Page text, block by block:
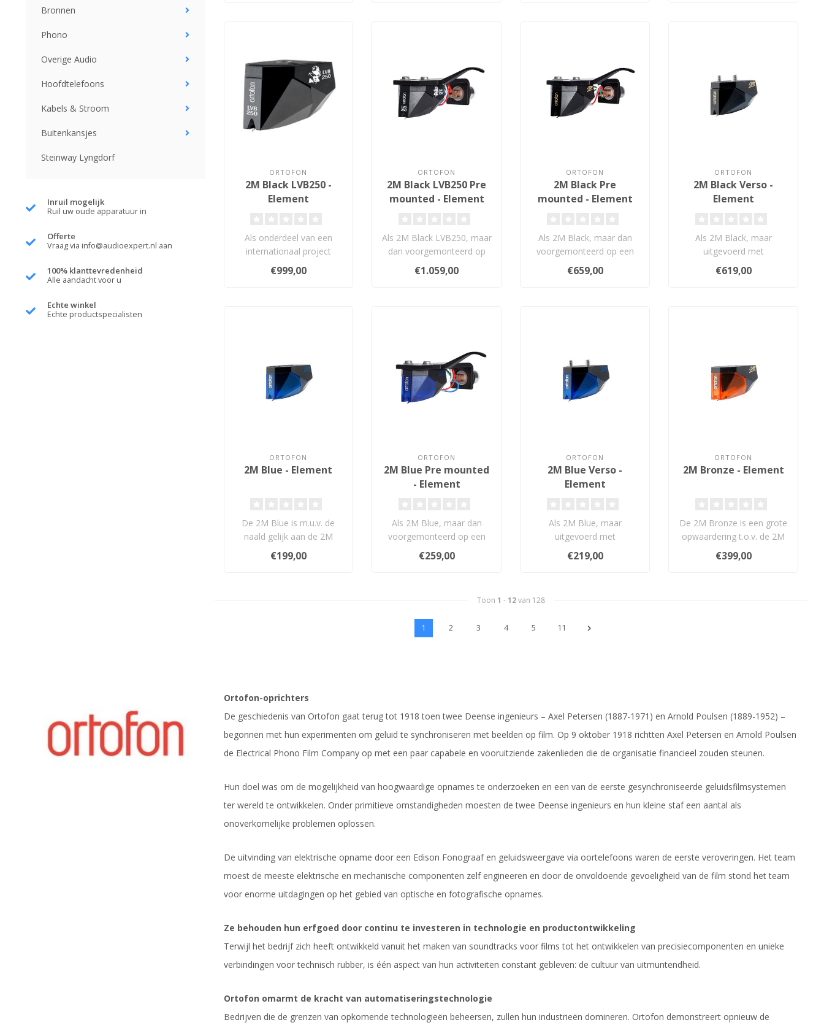
Bronnen
Phono
Overige Audio
Hoofdtelefoons
Kabels & Stroom
Buitenkansjes
Steinway Lyngdorf
Inruil mogelijk
Ruil uw oude apparatuur in
Offerte
Vraag via info@audioexpert.nl aan
100% klanttevredenheid
Alle aandacht voor u
Echte winkel
Echte productspecialisten
ORTOFON
2M Black LVB250 -
Element
Als onderdeel van een
internationaal project
waarbij de geboortedag
van Beethove..
€999,00
ORTOFON
2M Black LVB250 Pre
mounted - Element
Als 2M Black LVB250, maar
dan voorgemonteerd op
een universele SH-4 Black
headsh..
€1.059,00
ORTOFON
2M Black Pre
mounted - Element
Als 2M Black, maar dan
voorgemonteerd op een
universele SH-4 Black
headshell pro..
€659,00
ORTOFON
2M Black Verso -
Element
Als 2M Black, maar
uitgevoerd met
schroefdraad (2,5 en 2
mm) voor montage van
€619,00
ORTOFON
2M Blue - Element
De 2M Blue is m.u.v. de
naald gelijk aan de 2M
RED. De naald van de 2M
Blue is e..
€199,00
ORTOFON
2M Blue Pre mounted
- Element
Als 2M Blue, maar dan
voorgemonteerd op een
universele SH-4 Black
professionele ..
€259,00
ORTOFON
2M Blue Verso -
Element
Als 2M Blue, maar
uitgevoerd met
schroefdraad (2,5 en 2
mm) voor montage van
€219,00
ORTOFON
2M Bronze - Element
De 2M Bronze is een grote
opwaardering t.o.v. de 2M
Blue. De techniek wijzigt
do..
€399,00
Toon 1 - 12van 128
1 2 3 4 5 11
Ortofon-oprichters
De geschiedenis van Ortofon gaat terug tot 1918 toen twee Deense ingenieurs – Axel Petersen (1887-1971) en Arnold Poulsen (1889-1952) –
begonnen met hun experimenten om geluid te synchroniseren met beelden op film. Op 9 oktober 1918 richtten Axel Petersen en Arnold Poulsen
de Electrical Phono Film Company op met een paar capabele en vooruitziende zakenlieden die de organisatie financieel zouden steunen.
Hun doel was om de mogelijkheid van hoogwaardige opnames te onderzoeken en een van de eerste gesynchroniseerde geluidsfilmsystemen
ter wereld te ontwikkelen. Onder primitieve omstandigheden moesten de twee Deense ingenieurs en hun kleine staf een aantal als
onoverkomelijke problemen oplossen.
De uitvinding van elektrische opname door een Edison Fonograaf en geluidsweergave via oortelefoons waren de eerste veroveringen. Het team
moest de meeste elektrische en mechanische componenten zelf engineeren en door de onvoldoende gevoeligheid van de film stond het team
voor enorme uitdagingen op het gebied van optische en fotografische opnames.
Ze behouden hun erfgoed door continu te investeren in technologie en productontwikkeling
Terwijl het bedrijf zich heeft ontwikkeld vanuit het maken van soundtracks voor films tot het ontwikkelen van precisiecomponenten en unieke
verbindingen voor technisch rubber, is één aspect van hun activiteiten constant gebleven: de cultuur van uitmuntendheid.
Ortofon omarmt de kracht van automatiseringstechnologie
Bedrijven die de grenzen van opkomende technologieën beheersen, zullen hun industrieën domineren. Ortofon demonstreert opnieuw de